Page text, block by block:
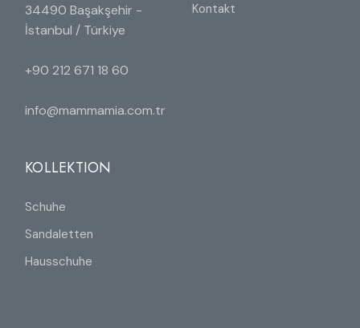
34490 Başakşehir -
İstanbul / Türkiye
+90 212 671 18 60
info@mammamia.com.tr
Kontakt
KOLLEKTION
Schuhe
Sandaletten
Hausschuhe